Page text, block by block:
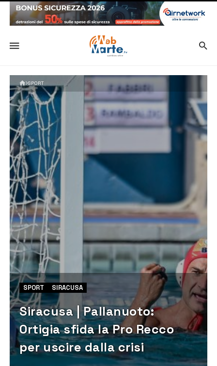
SPORT
SPORT SIRACUSA
Siracusa | Pallanuoto:
Ortigia sfida la Pro Recco
per uscire dalla crisi